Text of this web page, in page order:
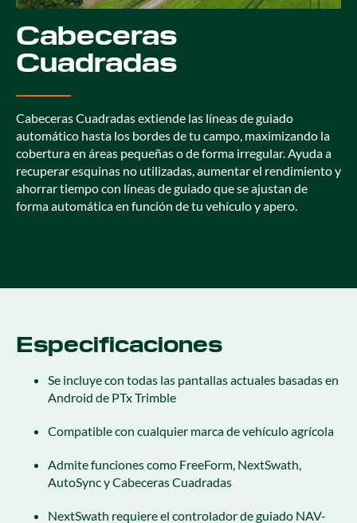
Cabeceras
Cuadradas
Cabeceras Cuadradas extiende las líneas de guiado
automático hasta los bordes de tu campo, maximizando la
cobertura en áreas pequeñas o de forma irregular. Ayuda a
recuperar esquinas no utilizadas, aumentar el rendimiento y
ahorrar tiempo con líneas de guiado que se ajustan de
forma automática en función de tu vehículo y apero.
Especificaciones
Se incluye con todas las pantallas actuales basadas en
Android de PTx Trimble
Compatible con cualquier marca de vehículo agrícola
Admite funciones como FreeForm, NextSwath,
AutoSync y Cabeceras Cuadradas
NextSwath requiere el controlador de guiado NAV-